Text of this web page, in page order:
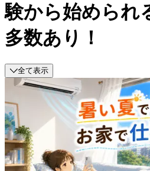
験から始められ
多数あり！
全て表示